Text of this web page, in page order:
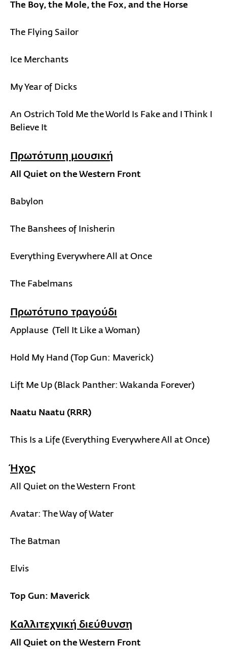
The Boy, the Mole, the Fox, and the Horse
The Flying Sailor
Ice Merchants
My Year of Dicks
An Ostrich Told Me the World Is Fake and I Think I
Believe It
Πρωτότυπη μουσική
All Quiet on the Western Front
Babylon
The Banshees of Inisherin
Everything Everywhere All at Once
The Fabelmans
Πρωτότυπο τραγούδι
Applause (Tell It Like a Woman)
Hold My Hand (Top Gun: Maverick)
Lift Me Up (Black Panther: Wakanda Forever)
Naatu Naatu (RRR)
This Is a Life (Everything Everywhere All at Once)
Ήχος
All Quiet on the Western Front
Avatar: The Way of Water
The Batman
Elvis
Top Gun: Maverick
Καλλιτεχνική διεύθυνση
All Quiet on the Western Front